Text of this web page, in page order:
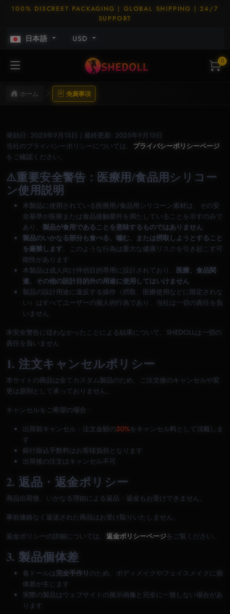
100% DISCREET PACKAGING | GLOBAL SHIPPING | 24/7
SUPPORT
日本語 USD
0
ホーム 免責事項
発効日: 2025年9月15日 | 最終更新: 2025年9月15日
当社のプライバシーポリシーについては、 プライバシーポリシーページ
をご確認ください。
⚠️重要安全警告：医療用/食品用シリコー
ン使用説明
本製品に使用されている医療用/食品用シリコーン素材は、その安
全基準が医療または食品接触要件を満たしていることを示すのみで
あり、 製品が食用であることを意味するものではありません
製品のいかなる部分も食べる、噛む、または摂取しようとすること
を厳禁します 。このような行為は重大な健康リスクを引き起こす可
能性があります
本製品は成人向け伴侶目的専用に設計されており、 医療、食品関
連、その他の設計目的外の用途に使用してはいけません
製品の設計用途に違反する操作（摂取、医療使用などに限定されな
い）はすべてユーザーの個人的行為であり、当社は一切の責任を負
いません
本安全警告に従わなかったことによる結果について、SHEDOLLは一切の
責任を負いません
1. 注文キャンセルポリシー
本サイトの商品は全てカスタム製品のため、ご注文後のキャンセルや変
更は原則として承っておりません。
キャンセルをご希望の場合：
出荷前キャンセル：注文金額の20%をキャンセル料として頂戴しま
す
銀行振込手数料はお客様負担となります
出荷後の注文はキャンセル不可
2. 返品・返金ポリシー
商品出荷後、いかなる理由による返品・返金もお受けできません。
事前連絡なく返送された商品はお受け取りいたしません。
返金ポリシーの詳細については、 返金ポリシーページをご覧ください。
3. 製品個体差
各ドールは完全手作り のため、ボディメイクやフェイスメイクに個
体差が生じます
実際の製品はウェブサイトの展示画像と完全に一致しない場合があ
ります